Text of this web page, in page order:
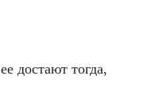
достают тогда,